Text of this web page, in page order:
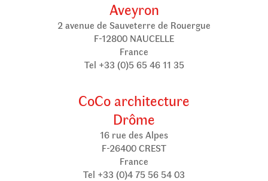
Aveyron
2 avenue de Sauveterre de Rouergue
F-12800 NAUCELLE
France
Tel +33 (0)5 65 46 11 35
CoCo architecture
Drôme
16 rue des Alpes
F-26400 CREST
France
Tel +33 (0)4 75 56 54 03